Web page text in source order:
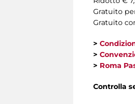
Gratuito
Gratuito
>
>
> Roma
Controlla